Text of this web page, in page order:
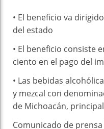
• El beneficio va
del estado
• El beneficio consiste
ciento en el pago del
• Las bebidas
y mezcal con
de Michoacán,
Comunicado de